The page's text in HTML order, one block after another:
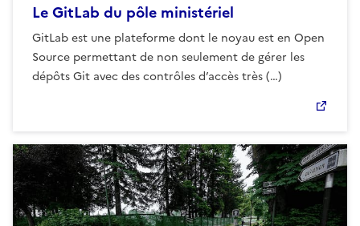
Le GitLab du pôle ministériel
GitLab est une plateforme dont le noyau est en Open
Source permettant de non seulement de gérer les
dépôts Git avec des contrôles d’accès très (…)